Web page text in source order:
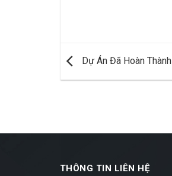
Dự Án Đã Hoàn Thành
THÔNG TIN LIÊN HỆ